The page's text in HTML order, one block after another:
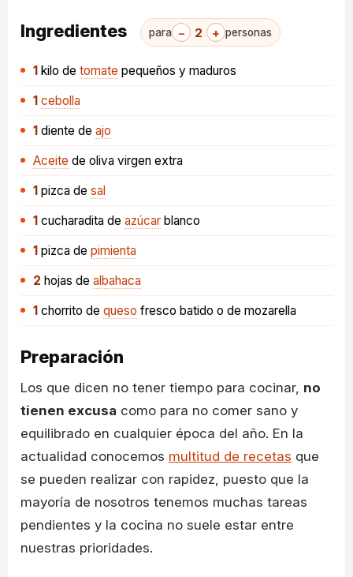
Ingredientes para − 2 + personas
1 kilo de tomate pequeños y maduros
1 cebolla
1 diente de ajo
Aceite de oliva virgen extra
1 pizca de sal
1 cucharadita de azúcar blanco
1 pizca de pimienta
2 hojas de albahaca
1 chorrito de queso fresco batido o de mozarella
Preparación
Los que dicen no tener tiempo para cocinar, no
tienen excusa como para no comer sano y
equilibrado en cualquier época del año. En la
actualidad conocemos multitud de recetas que
se pueden realizar con rapidez, puesto que la
mayoría de nosotros tenemos muchas tareas
pendientes y la cocina no suele estar entre
nuestras prioridades.